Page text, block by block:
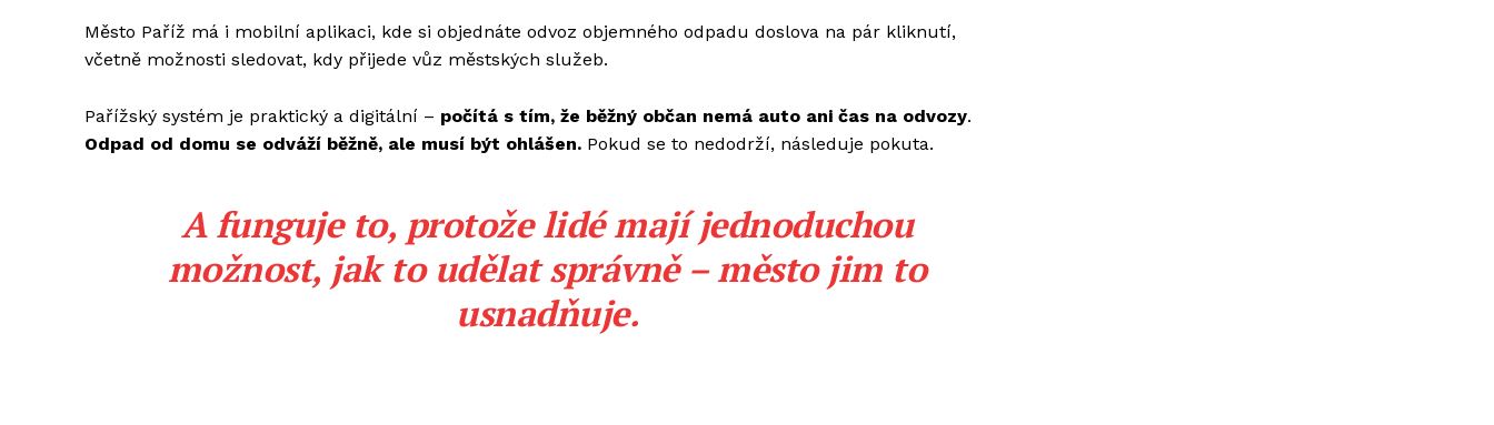
Město Paříž má i mobilní aplikaci, kde si objednáte odvoz objemného odpadu doslova na pár kliknutí,
včetně možnosti sledovat, kdy přijede vůz městských služeb.
Pařížský systém je praktický a digitální – počítá s tím, že běžný občan nemá auto ani čas na odvozy.
Odpad od domu se odváží běžně, ale musí být ohlášen. Pokud se to nedodrží, následuje pokuta.
A funguje to, protože lidé mají jednoduchou
možnost, jak to udělat správně – město jim to
usnadňuje.